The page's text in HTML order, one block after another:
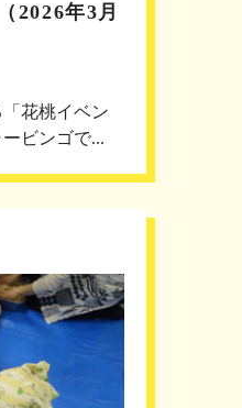
2026年3月
花桃イベン
ビンゴで...